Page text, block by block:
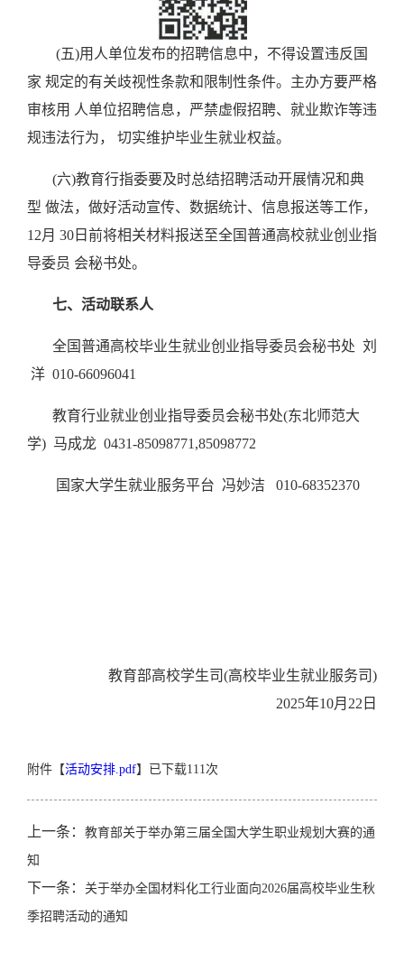
(五)用人单位发布的招聘信息中，不得设置违反国
家 规定的有关歧视性条款和限制性条件。主办方要严格
审核用 人单位招聘信息，严禁虚假招聘、就业欺诈等违
规违法行为， 切实维护毕业生就业权益。
(六)教育行指委要及时总结招聘活动开展情况和典
型 做法，做好活动宣传、数据统计、信息报送等工作，
12月 30日前将相关材料报送至全国普通高校就业创业指
导委员 会秘书处。
七、活动联系人
全国普通高校毕业生就业创业指导委员会秘书处 刘
洋 010-66096041
教育行业就业创业指导委员会秘书处(东北师范大
学) 马成龙 0431-85098771,85098772
国家大学生就业服务平台 冯妙洁 010-68352370
教育部高校学生司(高校毕业生就业服务司)
2025年10月22日
附件【活动安排.pdf】已下载111 次
上一条： 教育部关于举办第三届全国大学生职业规划大赛的通
知
下一条： 关于举办全国材料化工行业面向2026届高校毕业生秋
季招聘活动的通知